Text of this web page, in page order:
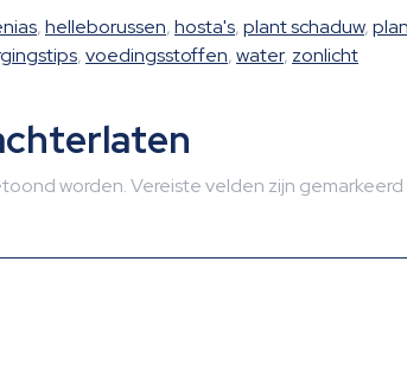
,helleborussen,hosta's,plant schaduw,
,voedingsstoffen,water, zonlicht
worden.Vereiste velden zijn